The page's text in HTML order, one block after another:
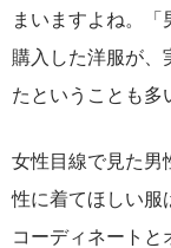
まいますよね。「
購入した洋服が、
たということも多
女性目線で見た男
性に着てほしい服
コーディネートと